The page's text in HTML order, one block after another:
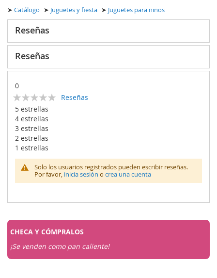
➤ Catálogo ➤ Juguetes y fiesta ➤ Juguetes para niños
Reseñas
Reseñas
0
Calificación:
% of100
Reseñas
5 estrellas
4 estrellas
3 estrellas
2 estrellas
1 estrellas
Solo los usuarios registrados pueden escribir reseñas.
Por favor, inicia sesión o crea una cuenta
CHECA Y CÓMPRALOS
¡Se venden como pan caliente!